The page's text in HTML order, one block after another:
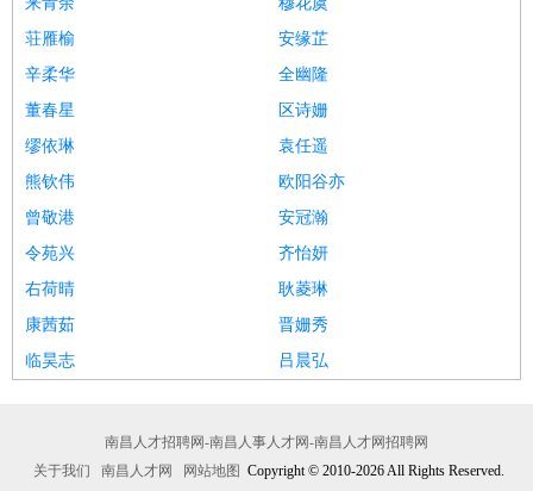
荘雁榆
安缘芷
辛柔华
全幽隆
董春星
区诗姗
缪依琳
袁任遥
熊钦伟
欧阳谷亦
曾敬港
安冠瀚
令苑兴
齐怡妍
右荷晴
耿菱琳
康茜茹
晋姗秀
临昊志
吕晨弘
南昌人才招聘网-南昌人事人才网-南昌人才网招聘网
关于我们
南昌人才网 网站地图 Copyright © 2010-2026 All Rights Reserved.